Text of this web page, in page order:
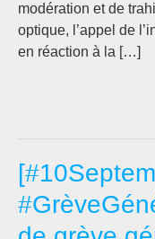
modération et de
optique, l’appel de
en réaction à la […]